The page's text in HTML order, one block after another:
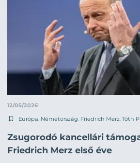
12/05/2026
Európa Németország Friedrich Merz Tóth
Zsugorodó kancellári
Friedrich Merz első éve